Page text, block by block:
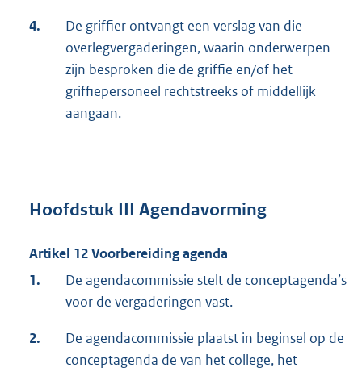
4.
De griffier ontvangt een verslag van die
overlegvergaderingen, waarin onderwerpen
zijn besproken die de griffie en/of het
griffiepersoneel rechtstreeks of middellijk
aangaan.
Hoofdstuk III Agendavorming
Artikel 12 Voorbereiding agenda
1.
De agendacommissie stelt de conceptagenda’s
voor de vergaderingen vast.
2.
De agendacommissie plaatst in beginsel op de
conceptagenda de van het college, het